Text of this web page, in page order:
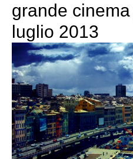
grande
luglio 2013